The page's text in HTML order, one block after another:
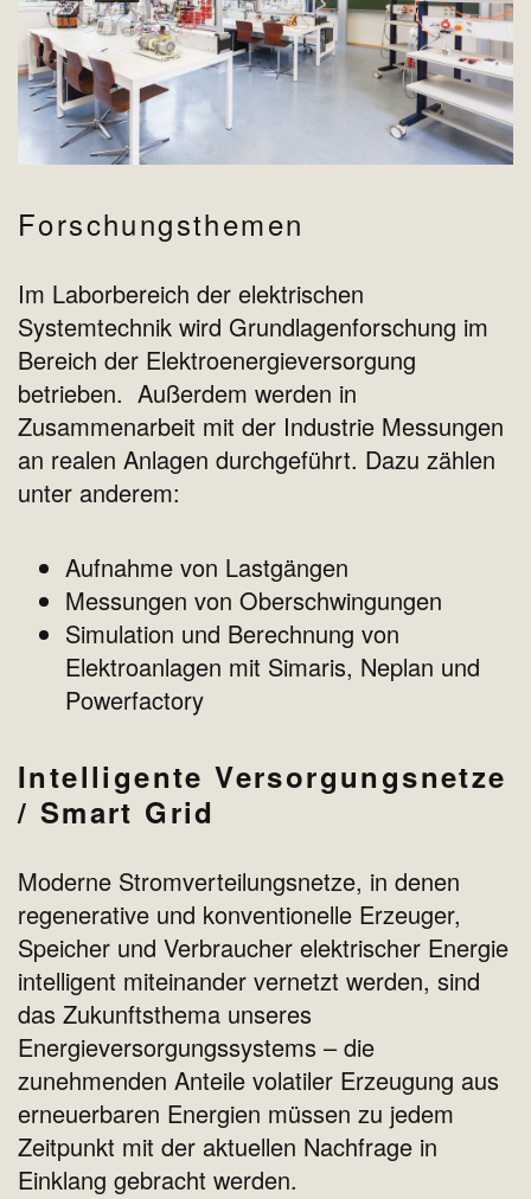
Forschungsthemen
Im Laborbereich der elektrischen
Systemtechnik wird Grundlagenforschung im
Bereich der Elektroenergieversorgung
betrieben. Außerdem werden in
Zusammenarbeit mit der Industrie Messungen
an realen Anlagen durchgeführt. Dazu zählen
unter anderem:
Aufnahme von Lastgängen
Messungen von Oberschwingungen
Simulation und Berechnung von
Elektroanlagen mit Simaris, Neplan und
Powerfactory
Intelligente Versorgungsnetze
/ Smart Grid
Moderne Stromverteilungsnetze, in denen
regenerative und konventionelle Erzeuger,
Speicher und Verbraucher elektrischer Energie
intelligent miteinander vernetzt werden, sind
das Zukunftsthema unseres
Energieversorgungssystems – die
zunehmenden Anteile volatiler Erzeugung aus
erneuerbaren Energien müssen zu jedem
Zeitpunkt mit der aktuellen Nachfrage in
Einklang gebracht werden.